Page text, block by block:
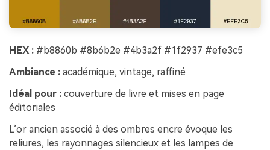
HEX : #b8860b #8b6b2e #4b3a2f #1f2937 #efe3c5
Ambiance : académique, vintage, raffiné
Idéal pour : couverture de livre et mises en page
éditoriales
L’or ancien associé à des ombres encre évoque les
reliures, les rayonnages silencieux et les lampes de